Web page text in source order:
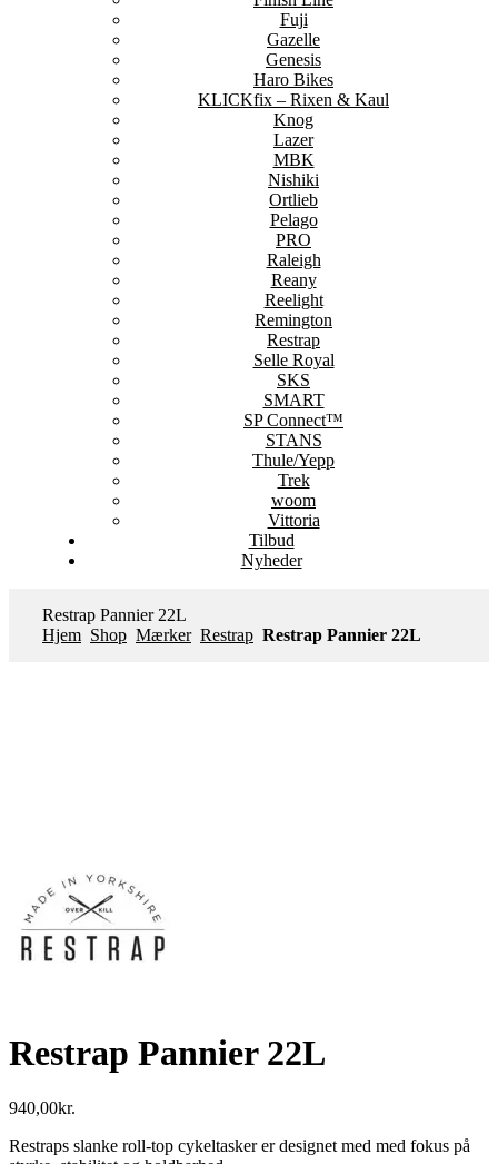
Fuji
Gazelle
Genesis
Haro Bikes
KLICKfix – Rixen & Kaul
Knog
Lazer
MBK
Nishiki
Ortlieb
Pelago
PRO
Raleigh
Reany
Reelight
Remington
Restrap
Selle Royal
SKS
SMART
SP Connect™
STANS
Thule/Yepp
Trek
woom
Vittoria
Tilbud
Nyheder
Restrap Pannier 22L
Hjem Shop Mærker Restrap Restrap Pannier 22L
Restrap Pannier 22L
940,00kr.
Restraps slanke roll-top cykeltasker er designet med med fokus på